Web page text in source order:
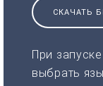
СКАЧАТЬ
При
выбрать